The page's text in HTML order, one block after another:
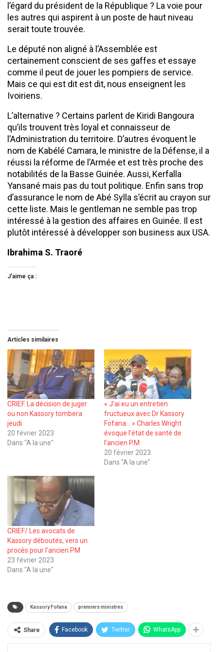
l’égard du président de la République ? La voie pour
les autres qui aspirent à un poste de haut niveau
serait toute trouvée.
Le député non aligné à l’Assemblée est
certainement conscient de ses gaffes et essaye
comme il peut de jouer les pompiers de service.
Mais ce qui est dit est dit, nous enseignent les
Ivoiriens.
L’alternative ? Certains parlent de Kiridi Bangoura
qu’ils trouvent très loyal et connaisseur de
l’Administration du territoire. D’autres évoquent le
nom de Kabélé Camara, le ministre de la Défense, il a
réussi la réforme de l’Armée et est très proche des
notabilités de la Basse Guinée. Aussi, Kerfalla
Yansané mais pas du tout politique. Enfin sans trop
d’assurance le nom de Abé Sylla s’écrit au crayon sur
cette liste. Mais le gentleman ne semble pas trop
intéressé à la gestion des affaires en Guinée. Il est
plutôt intéressé à développer son business aux USA.
Ibrahima S. Traoré
J’aime ça :
Articles similaires
CRIEF. La décision de juger
ou non Kassory tombera
jeudi
20 février 2023
Dans "A la une"
« J’ai eu un entretien
fructueux avec Dr Kassory
Fofana… » Charles Wright
évoque l’état de santé de
l’ancien P.M
20 février 2023
Dans "A la une"
CRIEF/ Les avocats de
Kassory déboutés, vers un
procès pour l’ancien PM
23 février 2023
Dans "A la une"
Kassory Fofana premiers ministres
Share Facebook Twitter WhatsApp